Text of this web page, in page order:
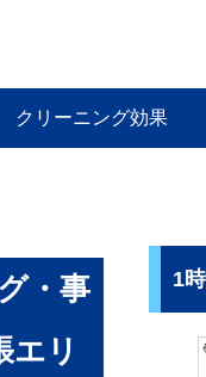
クリーニング効果
・事
リ
1